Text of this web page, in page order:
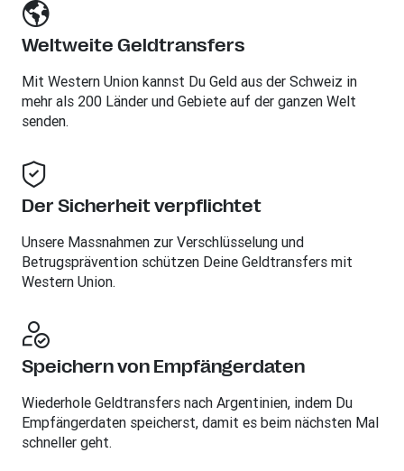
Weltweite Geldtransfers
Mit Western Union kannst Du Geld aus der Schweiz in
mehr als 200 Länder und Gebiete auf der ganzen Welt
senden.
Der Sicherheit verpflichtet
Unsere Massnahmen zur Verschlüsselung und
Betrugsprävention schützen Deine Geldtransfers mit
Western Union.
Speichern von Empfängerdaten
Wiederhole Geldtransfers nach Argentinien, indem Du
Empfängerdaten speicherst, damit es beim nächsten Mal
schneller geht.